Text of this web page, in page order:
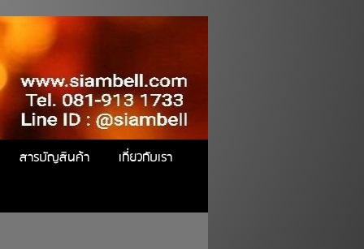
สารบัญสินค้า เกี่ยวกับเรา